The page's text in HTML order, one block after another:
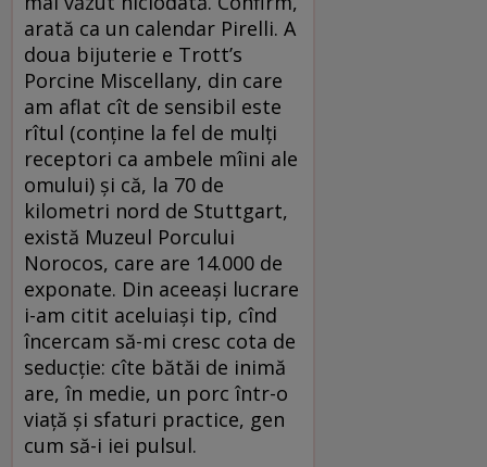
arată ca un calendar Pirelli. A
doua bijuterie e Trott’s
Porcine Miscellany, din care
am aflat cît de sensibil este
rîtul (conţine la fel de mulţi
receptori ca ambele mîini ale
omului) şi că, la 70 de
kilometri nord de Stuttgart,
există Muzeul Porcului
Norocos, care are 14.000 de
exponate. Din aceeaşi lucrare
i-am citit aceluiaşi tip, cînd
încercam să-mi cresc cota de
seducţie: cîte bătăi de inimă
are, în medie, un porc într-o
viaţă şi sfaturi practice, gen
cum să-i iei pulsul.